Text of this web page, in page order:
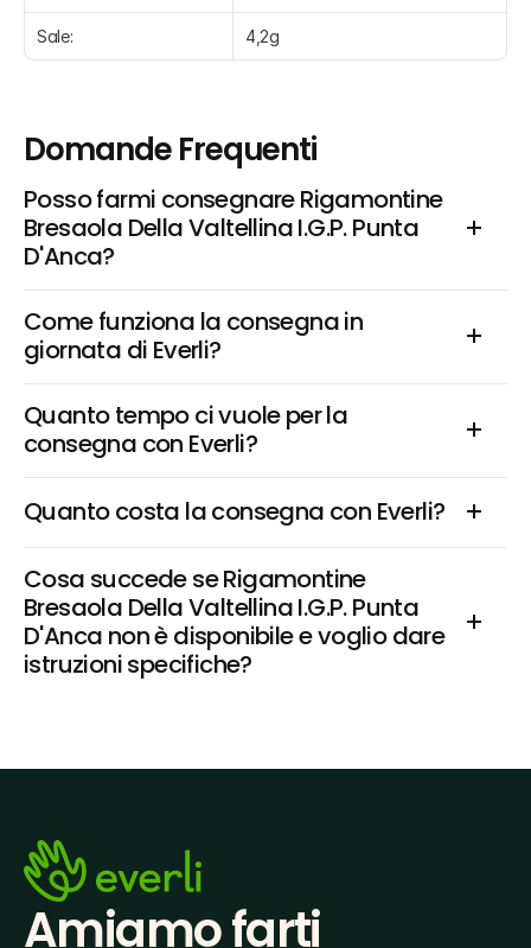
Sale: 4,2g
Domande Frequenti
Posso farmi consegnare Rigamontine
Bresaola Della Valtellina I.G.P. Punta
D'Anca?
Come funziona la consegna in
giornata di Everli?
Quanto tempo ci vuole per la
consegna con Everli?
Quanto costa la consegna con Everli?
Cosa succede se Rigamontine
Bresaola Della Valtellina I.G.P. Punta
D'Anca non è disponibile e voglio dare
istruzioni specifiche?
Amiamo farti